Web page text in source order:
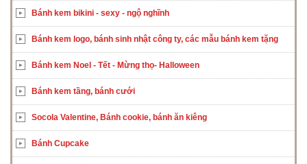
Bánh kem bikini - sexy - ngộ nghĩnh
Bánh kem logo, bánh sinh nhật công ty, các mẫu bánh kem tặng
Bánh kem Noel - Tết - Mừng thọ- Halloween
Bánh kem tầng, bánh cưới
Socola Valentine, Bánh cookie, bánh ăn kiêng
Bánh Cupcake